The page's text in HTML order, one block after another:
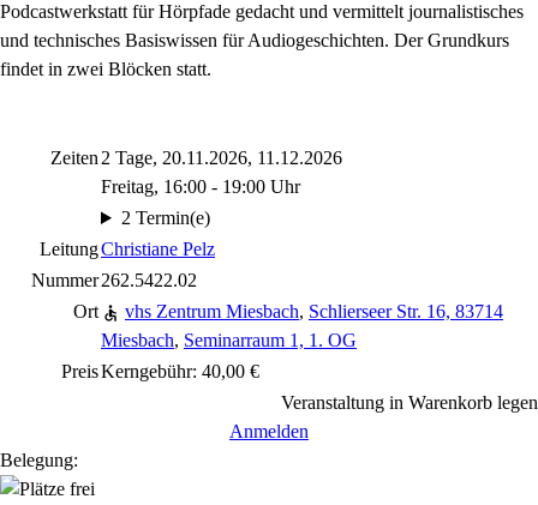
Podcastwerkstatt für Hörpfade gedacht und vermittelt journalistisches
und technisches Basiswissen für Audiogeschichten. Der Grundkurs
findet in zwei Blöcken statt.
Zeiten 2 Tage, 20.11.2026, 11.12.2026
Freitag, 16:00 - 19:00 Uhr
2 Termin(e)
LeitungChristiane Pelz
Nummer262.5422.02
Ort
vhs Zentrum Miesbach, Schlierseer Str. 16, 83714
Miesbach, Seminarraum 1, 1. OG
PreisKerngebühr: 40,00 €
Veranstaltung in Warenkorb legen
Anmelden
Belegung: